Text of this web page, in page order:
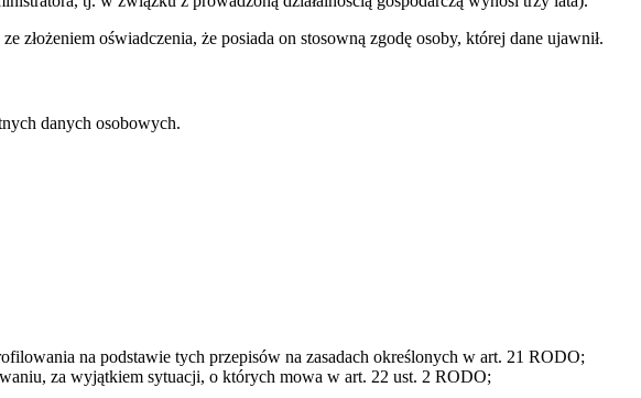
oświadczenia, że posiada on stosowną zgodę osoby, której dane ujawnił.
danych osobowych.
na podstawie tych przepisów na zasadach określonych w art. 21 RODO;
za wyjątkiem sytuacji, o których mowa w art. 22 ust. 2 RODO;